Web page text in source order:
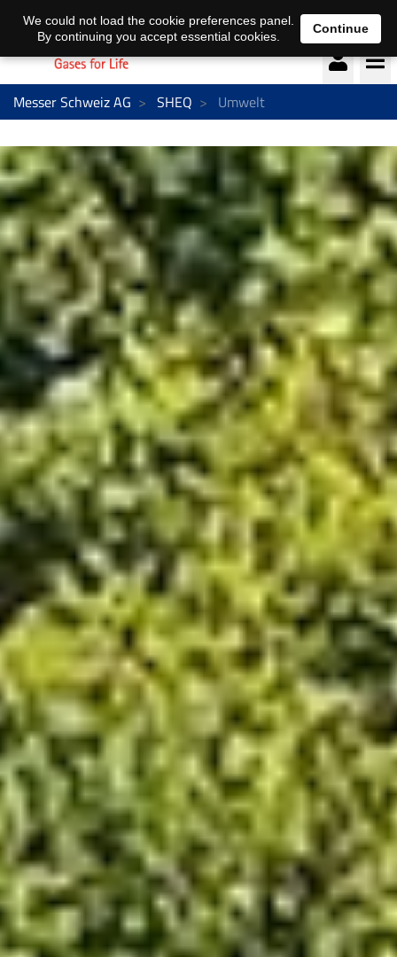
Deutsch français
Messer Schweiz AG SHEQ Umwelt
We could not load the cookie preferences panel.
By continuing you accept essential cookies.
Continue